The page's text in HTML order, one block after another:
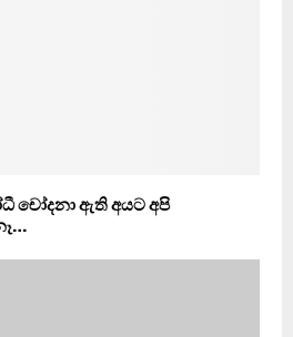
චෝදනා ඇති අයට අපි